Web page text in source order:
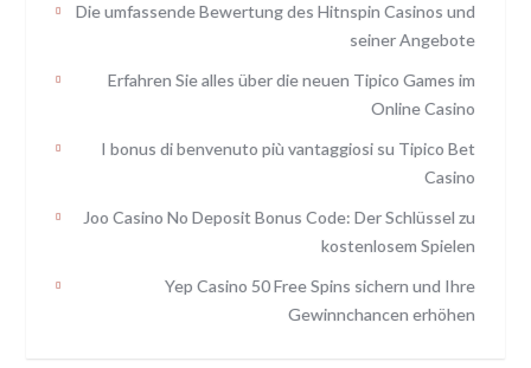
Die umfassende Bewertung des Hitnspin Casinos und
seiner Angebote
Erfahren Sie alles über die neuen Tipico Games im
Online Casino
I bonus di benvenuto più vantaggiosi su Tipico Bet
Casino
Joo Casino No Deposit Bonus Code: Der Schlüssel zu
kostenlosem Spielen
Yep Casino 50 Free Spins sichern und Ihre
Gewinnchancen erhöhen